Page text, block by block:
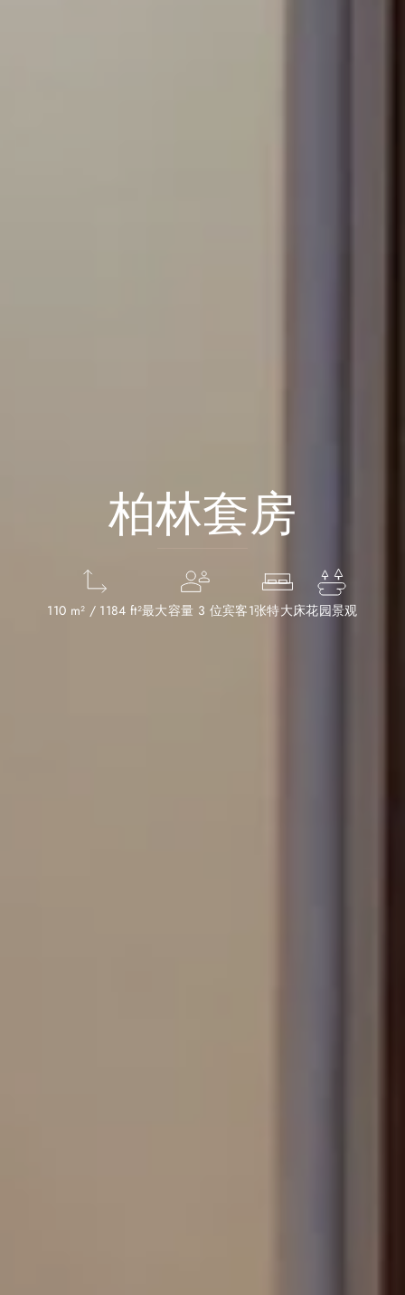
柏林套房
110 m² / 1184 ft²最大容量 3 位宾客1张特大床花园景观